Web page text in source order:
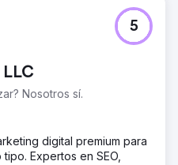
Nosotros sí.
5
digital premium para
Expertos en SEO,